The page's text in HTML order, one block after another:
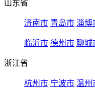
山东省
济南市 青岛市 淄博
临沂市 德州市 聊城
浙江省
杭州市 宁波市 温州